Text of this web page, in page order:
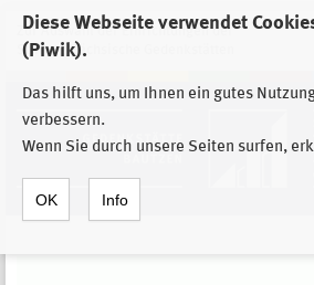
Diese Webseite verwendet
(Piwik).
Das hilft uns, um Ihnen ein gutes
verbessern.
Wenn Sie durch unsere Seiten surfen,
OK Info
Zur Auswahl der Einrichtungen der
Stiftung Sächsische Gedenkstätten